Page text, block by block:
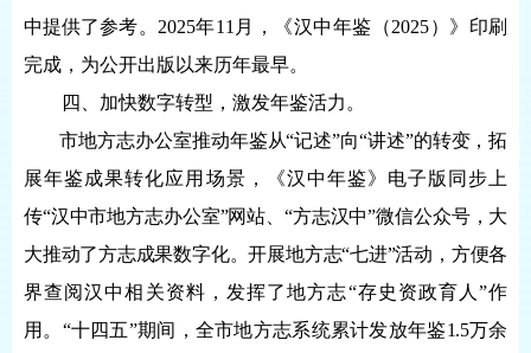
中提供了参考。 2025年11月，《汉中年鉴（2025）》印刷
完成，为公开出版以来历年最早。
四、加快数字转型，激发年鉴活力。
市地方志办公室推动年鉴从“记述”向“讲述”的转变，拓
展年鉴成果转化应用场景，《汉中年鉴》电子版同步上
传“汉中市地方志办公室”网站、“方志汉中”微信公众号，大
大推动了方志成果数字化。开展地方志“七进”活动，方便各
界查阅汉中相关资料，发挥了地方志“存史资政育人”作
用。“十四五”期间，全市地方志系统累计发放年鉴1.5万余